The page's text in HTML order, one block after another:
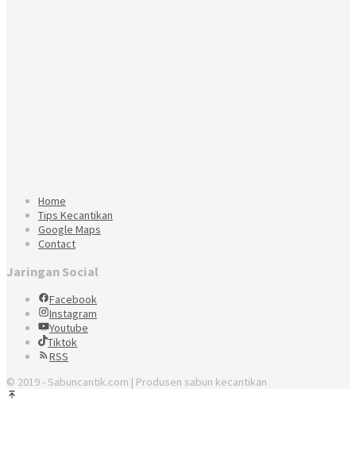
Home
Tips Kecantikan
Google Maps
Contact
Jaringan Social
Facebook
Instagram
Youtube
Tiktok
RSS
© 2019 - Sabuncantik.com | Produsen sabun kecantikan